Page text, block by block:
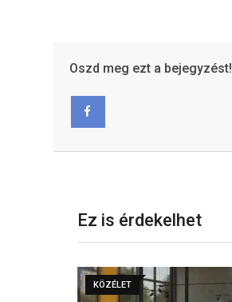
Oszd meg ezt a bejegyzést!
Ez is érdekelhet
KÖZÉLET